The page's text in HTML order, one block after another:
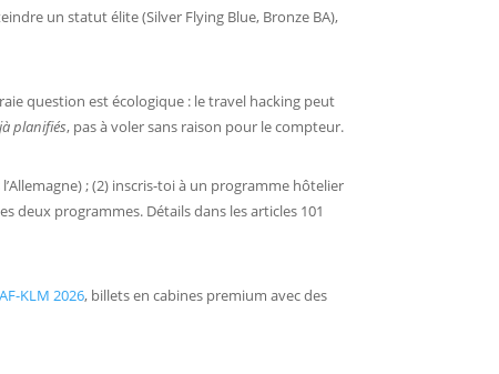
un statut élite (Silver Flying Blue, Bronze BA),
question est écologique : le travel hacking peut
planifiés, pas à voler sans raison pour le compteur.
; (2) inscris-toi à un programme hôtelier
deux programmes. Détails dans les articles 101
KLM 2026, billets en cabines premium avec des